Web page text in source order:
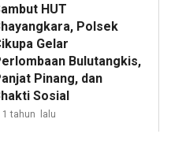
HUT
Polsek
Gelar
Bulutangkis,
Pinang, dan
Sosial
1 tahun lalu